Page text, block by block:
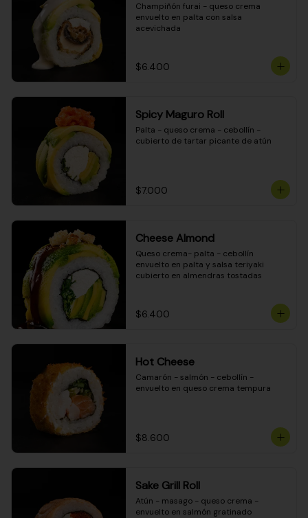
Champiñón furai - queso crema
envuelto en palta con salsa
acevichada
$6.400
Spicy Maguro Roll
Palta - queso crema - cebollín -
cubierto de tartar picante de atún
$7.000
Cheese Almond
Queso crema- palta - cebollín
envuelto en palta y salsa teriyaki
cubierto en almendras tostadas
$6.400
Hot Cheese
Camarón - salmón - cebollín -
envuelto en queso crema tempura
$8.600
Sake Grill Roll
Atún - masago - queso crema -
envuelto en salmón gratinado